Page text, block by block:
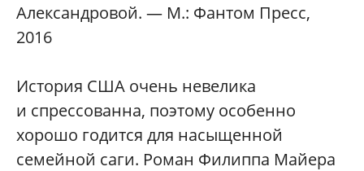
Александровой. — М.: Фантом Пресс,
2016
История США очень невелика
и спрессованна, поэтому особенно
хорошо годится для насыщенной
семейной саги. Роман Филиппа Майера